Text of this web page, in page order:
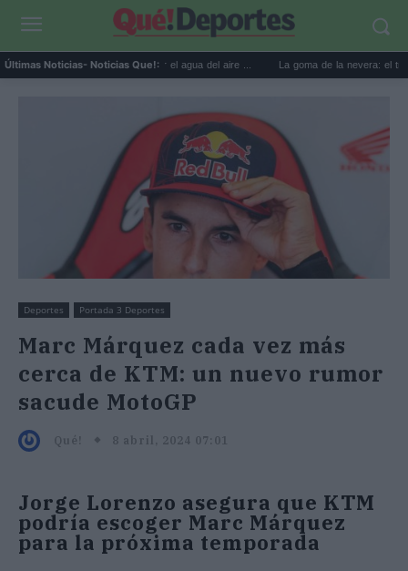
Últimas Noticias- Noticias Que!:
prácticos para reutilizar el agua del aire ... La goma de la nevera: el truco del
Deportes Portada 3 Deportes
Marc Márquez cada vez más
cerca de KTM: un nuevo rumor
sacude MotoGP
Qué! 8 abril, 2024 07:01
Jorge Lorenzo asegura que KTM
podría escoger Marc Márquez
para la próxima temporada